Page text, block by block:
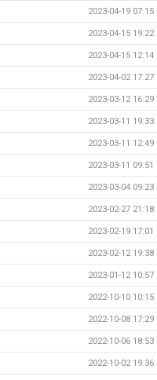
2023-04-19 07:15
2023-04-15 19:22
2023-04-15 12:14
2023-04-02 17:27
2023-03-12 16:29
2023-03-11 19:33
2023-03-11 12:49
2023-03-11 09:51
2023-03-04 09:23
2023-02-27 21:18
2023-02-19 17:01
2023-02-12 19:38
2023-01-12 10:57
2022-10-10 10:15
2022-10-08 17:29
2022-10-06 18:53
2022-10-02 19:36